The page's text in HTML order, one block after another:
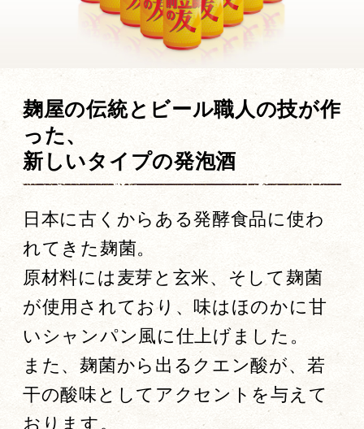
麹屋の伝統とビール職人の技が作
った、
新しいタイプの発泡酒
日本に古くからある発酵食品に使わ
れてきた麹菌。
原材料には麦芽と玄米、そして麹菌
が使用されており、味はほのかに甘
いシャンパン風に仕上げました。
また、麹菌から出るクエン酸が、若
干の酸味としてアクセントを与えて
おります。